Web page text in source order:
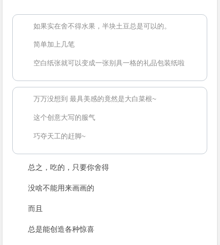
如果实在舍不得水果，半块土豆总是可以的。
简单加上几笔
空白纸张就可以变成一张别具一格的礼品包装纸啦
万万没想到 最具美感的竟然是大白菜根~
这个创意大写的服气
巧夺天工的赶脚~
总之，吃的，只要你舍得
没啥不能用来画画的
而且
总是能创造各种惊喜